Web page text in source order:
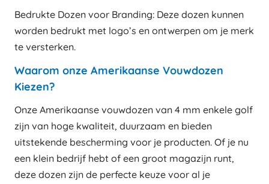
Bedrukte Dozen voor Branding: Deze dozen kunnen
worden bedrukt met logo’s en ontwerpen om je merk
te versterken.
Waarom onze Amerikaanse Vouwdozen
Kiezen?
Onze Amerikaanse vouwdozen van 4 mm enkele golf
zijn van hoge kwaliteit, duurzaam en bieden
uitstekende bescherming voor je producten. Of je nu
een klein bedrijf hebt of een groot magazijn runt,
deze dozen zijn de perfecte keuze voor al je